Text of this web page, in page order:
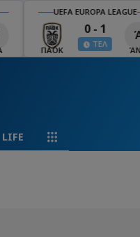
UEFA EUROPA LEAGUE
ΠΑΟΚ
0 - 1
ΤΕΛ
Ά
LIFE